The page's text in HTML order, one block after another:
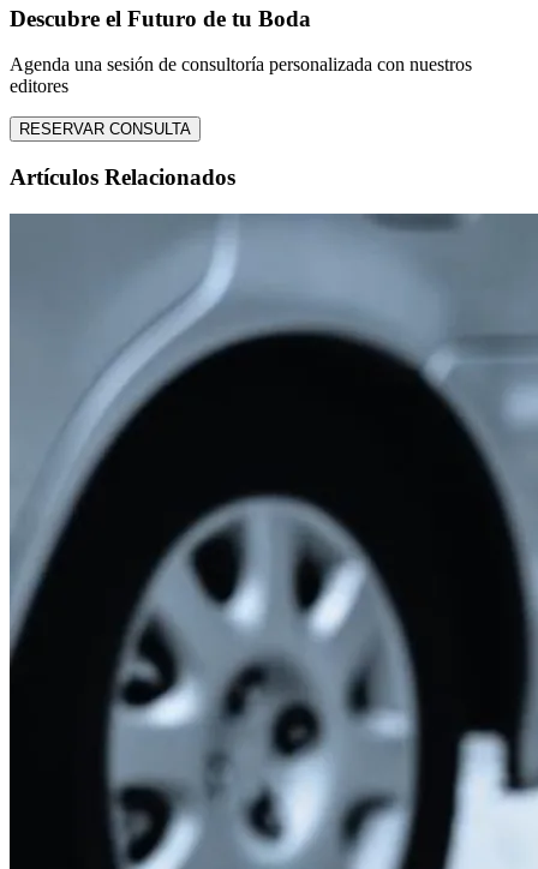
Descubre el Futuro de tu Boda
Agenda una sesión de consultoría personalizada con nuestros
editores
RESERVAR CONSULTA
Artículos Relacionados